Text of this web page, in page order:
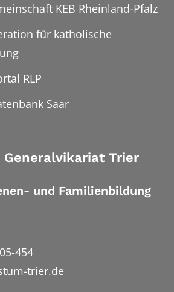
KEB Rheinland-Pfalz
für katholische
RLP
Saar
Trier
und Familienbildung
454
trier.de